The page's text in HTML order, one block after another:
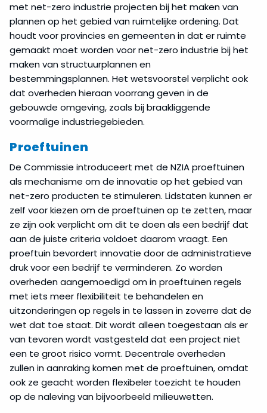
met net-zero industrie projecten bij het maken van
plannen op het gebied van ruimtelijke ordening. Dat
houdt voor provincies en gemeenten in dat er ruimte
gemaakt moet worden voor net-zero industrie bij het
maken van structuurplannen en
bestemmingsplannen. Het wetsvoorstel verplicht ook
dat overheden hieraan voorrang geven in de
gebouwde omgeving, zoals bij braakliggende
voormalige industriegebieden.
Proeftuinen
De Commissie introduceert met de NZIA proeftuinen
als mechanisme om de innovatie op het gebied van
net-zero producten te stimuleren. Lidstaten kunnen er
zelf voor kiezen om de proeftuinen op te zetten, maar
ze zijn ook verplicht om dit te doen als een bedrijf dat
aan de juiste criteria voldoet daarom vraagt. Een
proeftuin bevordert innovatie door de administratieve
druk voor een bedrijf te verminderen. Zo worden
overheden aangemoedigd om in proeftuinen regels
met iets meer flexibiliteit te behandelen en
uitzonderingen op regels in te lassen in zoverre dat de
wet dat toe staat. Dit wordt alleen toegestaan als er
van tevoren wordt vastgesteld dat een project niet
een te groot risico vormt. Decentrale overheden
zullen in aanraking komen met de proeftuinen, omdat
ook ze geacht worden flexibeler toezicht te houden
op de naleving van bijvoorbeeld milieuwetten.